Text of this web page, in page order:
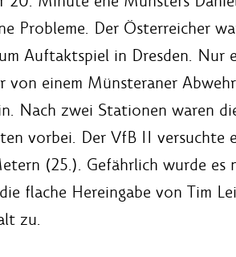
Probleme. Der Österreicher
Auftaktspiel in Dresden.
von einem Münsteraner
Nach zwei Stationen waren
vorbei. Der VfB II versuchte
(25.). Gefährlich wurde es
flache Hereingabe von Tim
zu.